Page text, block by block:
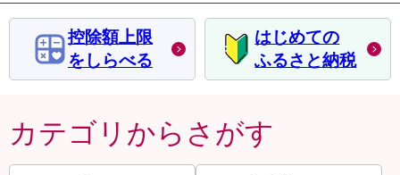
控除額上限
をしらべる
はじめての
ふるさと納税
カテゴリからさがす